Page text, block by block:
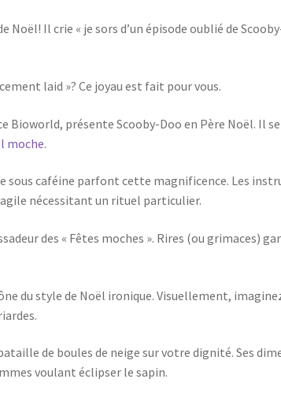
Noël! Il crie « je sors d’un épisode oublié de
laid »? Ce joyau est fait pour vous.
Bioworld, présente Scooby-Doo en Père Noël. Il
moche.
sous caféine parfont cette magnificence. Les
nécessitant un rituel particulier.
des « Fêtes moches ». Rires (ou grimaces)
du style de Noël ironique. Visuellement,
de boules de neige sur votre dignité. Ses
voulant éclipser le sapin.